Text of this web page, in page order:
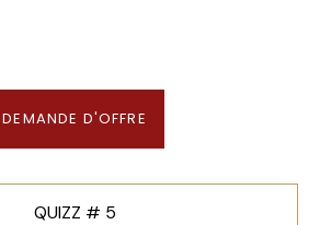
DEMANDE D'OFFRE
QUIZZ # 5